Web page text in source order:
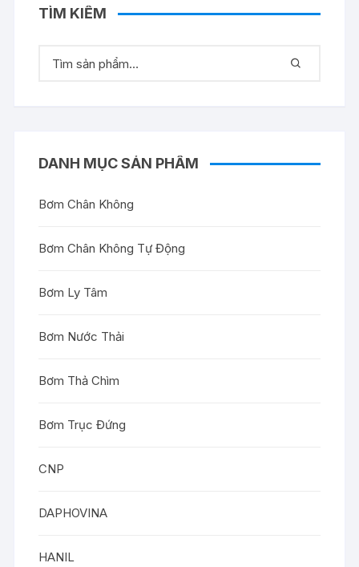
TÌM KIẾM
DANH MỤC SẢN PHẨM
Bơm Chân Không
Bơm Chân Không Tự Động
Bơm Ly Tâm
Bơm Nước Thải
Bơm Thả Chìm
Bơm Trục Đứng
CNP
DAPHOVINA
HANIL